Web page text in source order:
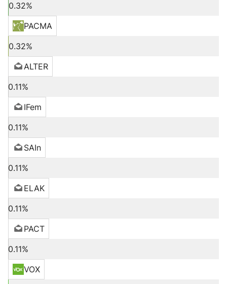
0.32%
PACMA
0.32%
ALTER
0.11%
IFem
0.11%
SAIn
0.11%
ELAK
0.11%
PACT
0.11%
VOX